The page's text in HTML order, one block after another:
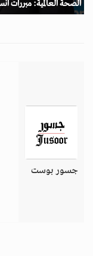
الصحة العالمية:
جسور بوست